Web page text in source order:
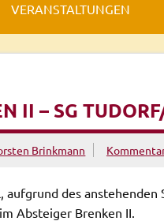
VERANSTALTUNGEN
II – SG
Brinkmann
aufgrund des
Absteiger Brenken II.